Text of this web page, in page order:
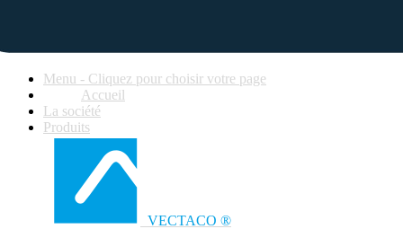
Menu - Cliquez pour choisir votre page
Accueil
La société
Produits
VECTACO ®